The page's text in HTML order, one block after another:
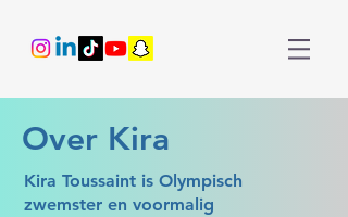
Over Kira
Kira Toussaint is Olympisch
zwemster en voormalig